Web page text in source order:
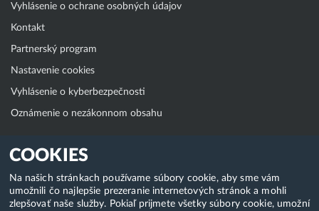
COOKIES
Na našich stránkach používame súbory cookie, aby sme vám
umožnili čo najlepšie prezeranie internetových stránok a mohli
zlepšovať naše služby. Pokiaľ prijmete všetky súbory cookie, umožní
Vyhlásenie o ochrane osobných údajov
Kontakt
Partnerský program
Nastavenie cookies
Vyhlásenie o kyberbezpečnosti
Oznámenie o nezákonnom obsahu
Klientská zóna
WebAdmin
WebMail